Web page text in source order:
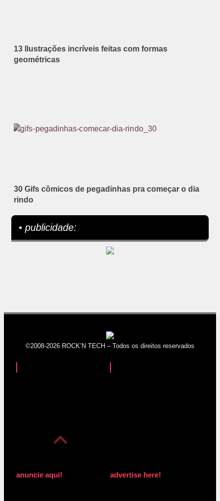
13 Ilustrações incríveis feitas com formas
geométricas
30 Gifs cômicos de pegadinhas pra começar o dia
rindo
• publicidade:
©2008-2026 ROCK’N TECH – Todos os direitos reservados
anuncie aqui! advertise here!